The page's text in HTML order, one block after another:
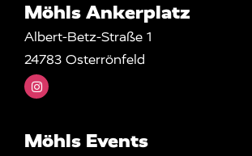
Möhls Ankerplatz
Albert-Betz-Straße 1
24783 Osterrönfeld
Möhls Events